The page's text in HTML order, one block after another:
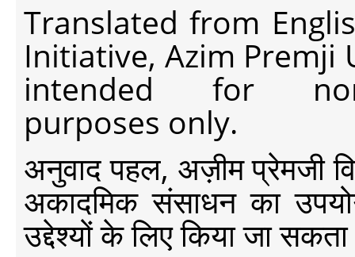
Translated from
Initiative, Azim Premji
intended for non-
purposes only.
अनुवाद पहल, अज़ीम प्रेमजी
अकादमिक संसाधन का
उद्देश्यों के लिए किया जा